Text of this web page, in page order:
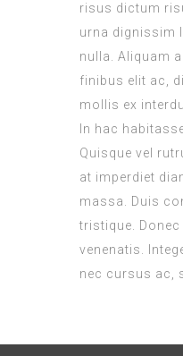
risus dictum
urna dignissim
nulla. Aliquam
finibus elit ac,
mollis ex
In hac
Quisque vel
at imperdiet
massa. Duis
tristique.
venenatis.
nec cursus ac,